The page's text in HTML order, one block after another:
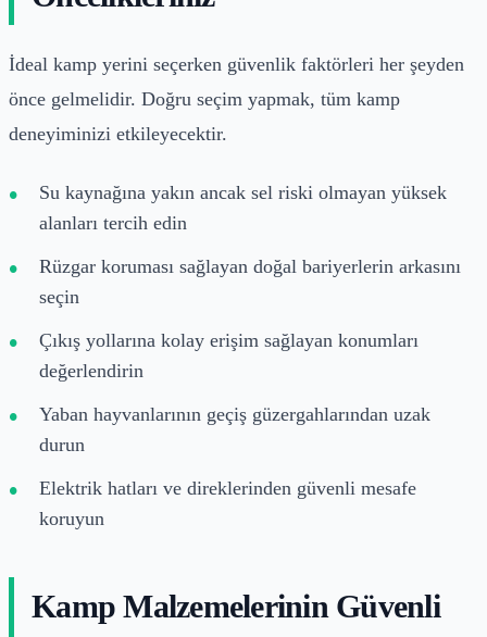
İdeal kamp yerini seçerken güvenlik faktörleri her şeyden
önce gelmelidir. Doğru seçim yapmak, tüm kamp
deneyiminizi etkileyecektir.
Su kaynağına yakın ancak sel riski olmayan yüksek
alanları tercih edin
Rüzgar koruması sağlayan doğal bariyerlerin arkasını
seçin
Çıkış yollarına kolay erişim sağlayan konumları
değerlendirin
Yaban hayvanlarının geçiş güzergahlarından uzak
durun
Elektrik hatları ve direklerinden güvenli mesafe
koruyun
Kamp Malzemelerinin Güvenli